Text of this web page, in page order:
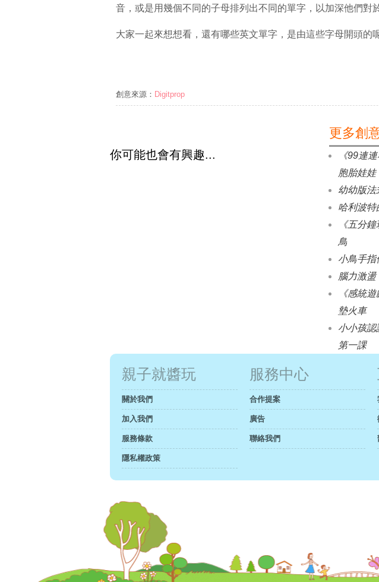
音，或是用幾個不同的子母排列出不同的單字，以加深他們對
大家一起來想想看，還有哪些英文單字，是由這些字母開頭的
創意來源： Digitprop
更多創
《99連
胞胎娃娃
幼幼版法
哈利波特
《五分
鳥
小鳥手指
腦力激盪
《感統
墊火車
小小孩認
第一課
你可能也會有興趣...
親子就醬玩
關於我們
加入我們
服務條款
隱私權政策
服務中心
合作提案
廣告
聯絡我們